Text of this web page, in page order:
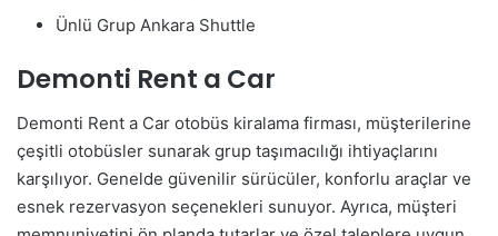
Ünlü Grup Ankara Shuttle
Demonti Rent a Car
Demonti Rent a Car otobüs kiralama firması, müşterilerine
çeşitli otobüsler sunarak grup taşımacılığı ihtiyaçlarını
karşılıyor. Genelde güvenilir sürücüler, konforlu araçlar ve
esnek rezervasyon seçenekleri sunuyor. Ayrıca, müşteri